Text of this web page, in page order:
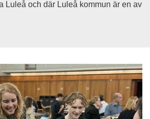
Luleå och där Luleå kommun är en av